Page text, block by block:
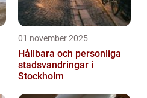
01 november 2025
Hållbara och personliga
stadsvandringar i
Stockholm